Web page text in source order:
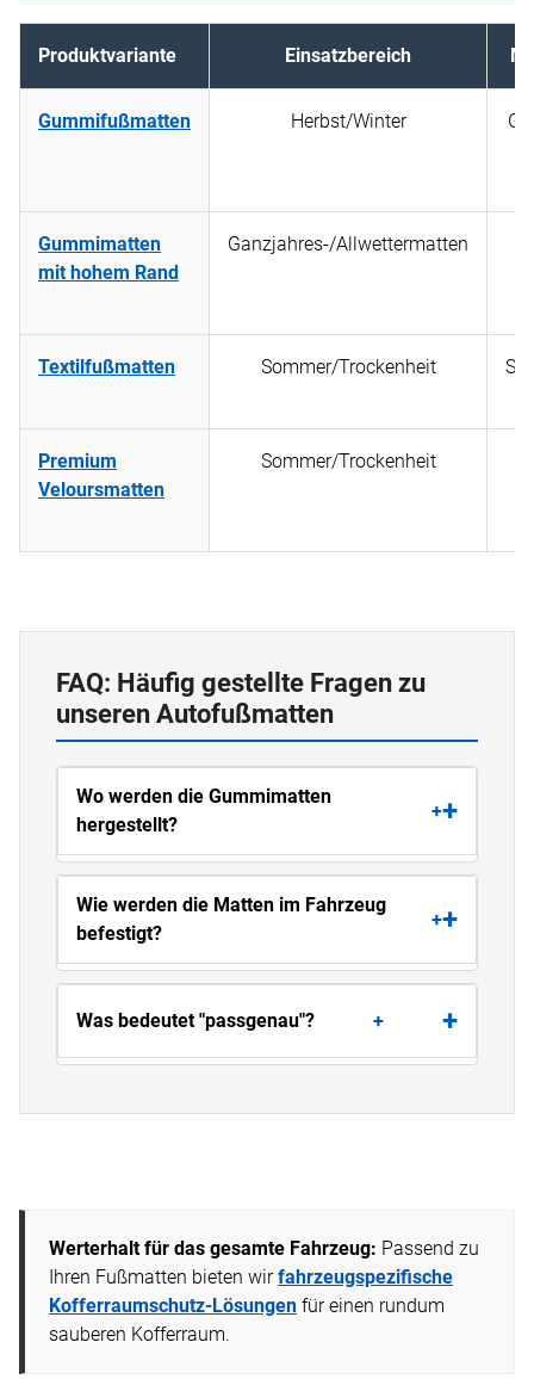
Produktvariante Einsatzbereich
Gummifußmatten Herbst/Winter
Gummimatten
mit hohem Rand
Ganzjahres-/Allwettermatten
Textilfußmatten Sommer/Trockenheit
Premium
Veloursmatten
Sommer/Trockenheit
FAQ: Häufig gestellte Fragen zu
unseren Autofußmatten
Wo werden die Gummimatten
hergestellt?
+
Wie werden die Matten im Fahrzeug
befestigt?
+
Was bedeutet "passgenau"? +
Werterhalt für das gesamte Fahrzeug: Passend zu
Ihren Fußmatten bieten wirfahrzeugspezifische
Kofferraumschutz-Lösungen für einen rundum
sauberen Kofferraum.